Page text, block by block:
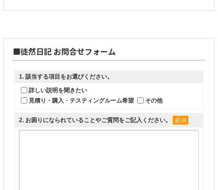
■徒然日記 お問合せフォーム
1. 該当する項目をお選びください。
詳しい説明を聞きたい
見積り・購入・テスティングルーム希望
その他
2. お困りになられていることやご質問をご記入ください。 必須